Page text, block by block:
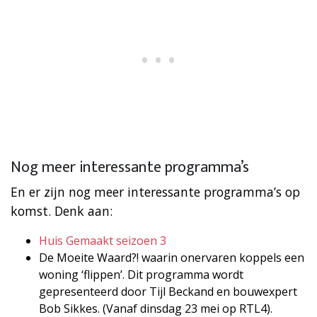
Nog meer interessante programma’s
En er zijn nog meer interessante programma’s op
komst. Denk aan:
Huis Gemaakt seizoen 3
De Moeite Waard?! waarin onervaren koppels een
woning ‘flippen’. Dit programma wordt
gepresenteerd door Tijl Beckand en bouwexpert
Bob Sikkes. (Vanaf dinsdag 23 mei op RTL4).